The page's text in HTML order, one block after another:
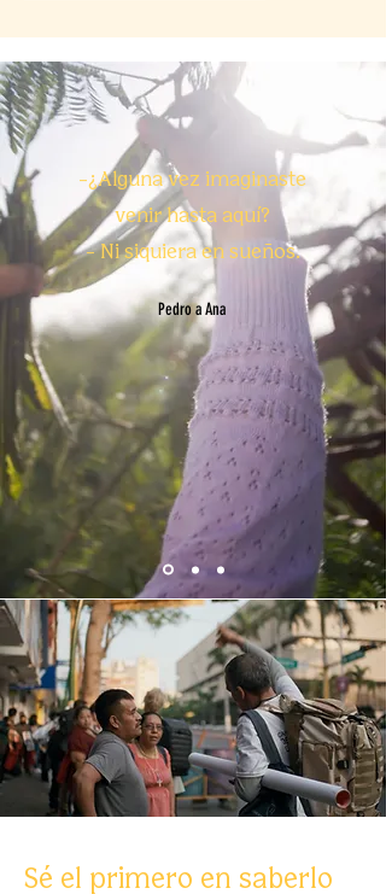
-¿Alguna vez imaginaste
venir hasta aquí?
- Ni siquiera en sueños.
Pedro a Ana
Sé el primero en saberlo